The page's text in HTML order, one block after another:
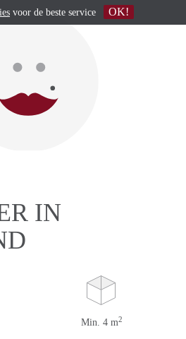
IN
Min. 4 m2
voor de beste service OK!